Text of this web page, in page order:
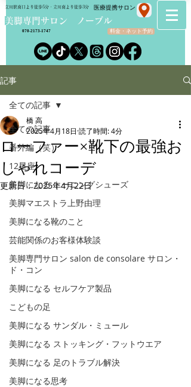
​美脚専門サロン ノーブル
立川駅南口より徒歩5分・立川南より徒歩3分
料金・ネット予約
070-2173-1747
​医療提携サロン
記事
全ての記事
番外編（笑）
12星座
美脚になる トーニングシューズ
美脚マエストラ上野由理
美脚になる靴のこと
芸能関係のお客様体験談
美脚専門サロン salon de consolare サロン・
ド・コン
美脚になる セルフケア製品
こどもの足
美脚になる サンダル・ミュール
美脚になる ストッキング・フットウエア
美脚になる 足のトラブル解決
美脚になる思考
全ての記事
ローファー×靴下の最強お
しゃれコーデ
橋 高
2025年4月18日 読了時間: 4分
更新日：2025年4月22日